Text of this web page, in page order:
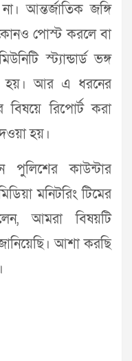
না। আন্তর্জাতিক জঙ্গি
কোনও পোস্ট করলে বা
স্ট্যান্ডার্ড ভঙ্গ
হয়। আর এ ধরনের
বিষয়ে রিপোর্ট করা
হয়।
পুলিশের কাউন্টার
মনিটরিং টিমের
আমরা বিষয়টি
আশা করছি